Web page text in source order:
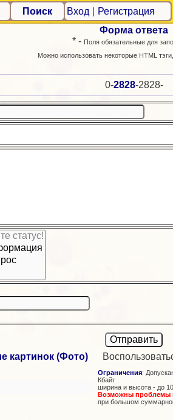
Поиск Вход
Регистрация
Форма ответа
* - Поля обязательные для
Можно использовать некоторые HTML
0-2828-2828-
картинок (Фото)
Ограничения:
Кбайт
ширина и высота - до
Возможны проблемы
при большом